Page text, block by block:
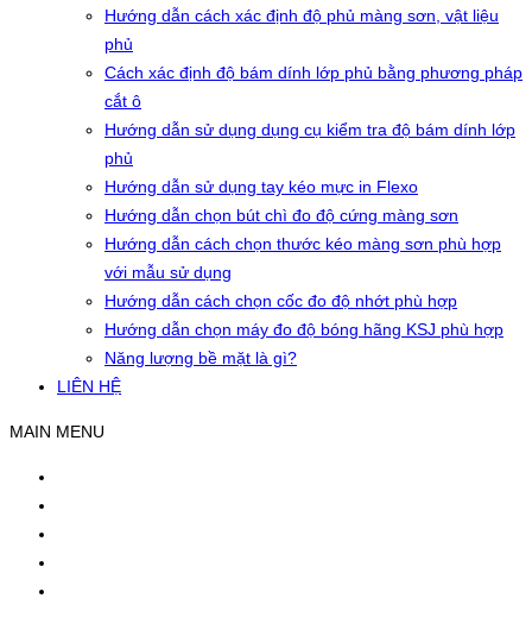
Hướng dẫn cách xác định độ phủ màng sơn, vật liệu
phủ
Cách xác định độ bám dính lớp phủ bằng phương pháp
cắt ô
Hướng dẫn sử dụng dụng cụ kiểm tra độ bám dính lớp
phủ
Hướng dẫn sử dụng tay kéo mực in Flexo
Hướng dẫn chọn bút chì đo độ cứng màng sơn
Hướng dẫn cách chọn thước kéo màng sơn phù hợp
với mẫu sử dụng
Hướng dẫn cách chọn cốc đo độ nhớt phù hợp
Hướng dẫn chọn máy đo độ bóng hãng KSJ phù hợp
Năng lượng bề mặt là gì?
LIÊN HỆ
MAIN MENU